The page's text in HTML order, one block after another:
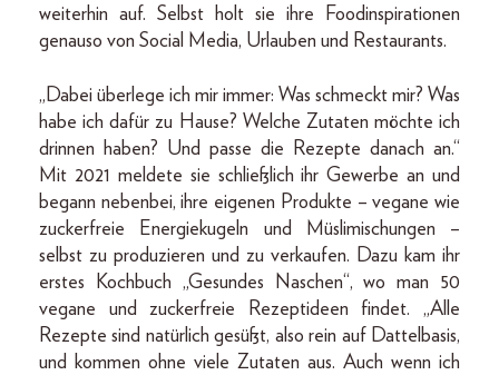
weiterhin auf. Selbst holt sie ihre Foodinspirationen
genauso von Social Media, Urlauben und Restaurants.
„Dabei überlege ich mir immer: Was schmeckt mir? Was
habe ich dafür zu Hause? Welche Zutaten möchte ich
drinnen haben? Und passe die Rezepte danach an.“
Mit 2021 meldete sie schließlich ihr Gewerbe an und
begann nebenbei, ihre eigenen Produkte – vegane wie
zuckerfreie Energiekugeln und Müslimischungen –
selbst zu produzieren und zu verkaufen. Dazu kam ihr
erstes Kochbuch „Gesundes Naschen“, wo man 50
vegane und zuckerfreie Rezeptideen findet. „Alle
Rezepte sind natürlich gesüßt, also rein auf Dattelbasis,
und kommen ohne viele Zutaten aus. Auch wenn ich